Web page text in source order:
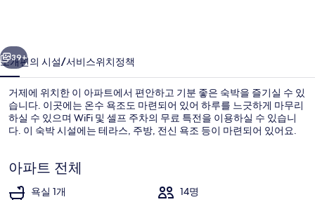
리
레
지
던
의
사
39+
소개편의 시설/서비스위치정책
거제에 위치한 이 아파트에서 편안하고 기분 좋은 숙박을 즐기실 수 있
습니다. 이곳에는 온수 욕조도 마련되어 있어 하루를 느긋하게 마무리
하실 수 있으며 WiFi 및 셀프 주차의 무료 특전을 이용하실 수 있습니
다. 이 숙박 시설에는 테라스, 주방, 전신 욕조 등이 마련되어 있어요.
아파트 전체
욕실 1개 14명